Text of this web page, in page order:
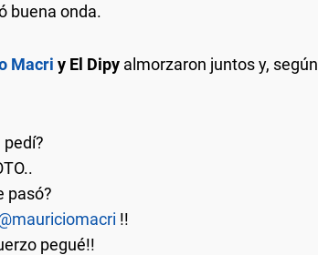
buena onda.
Macri y El Dipy almorzaron juntos y, según
pedí?
pasó?
!!
pegué!!